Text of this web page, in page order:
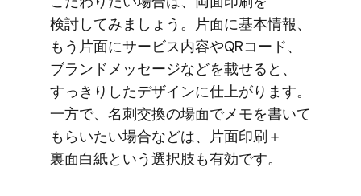
検討してみましょう。​片面に​基本情報、​
もう​片面に​サービス内容や​QRコード、​
ブランドメッセージなどを​載せると、​
すっきりした​デザインに​仕上がります。​
一方で、​名刺交換の​場面で​メモを​書いて​
もらいたい​場合などは、​片面印刷＋
裏面白紙と​いう​選択肢も​有効です。